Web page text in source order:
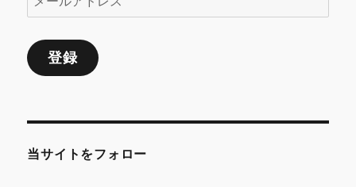
ー
ル
ア
ス
登録
当サイトをフォロー